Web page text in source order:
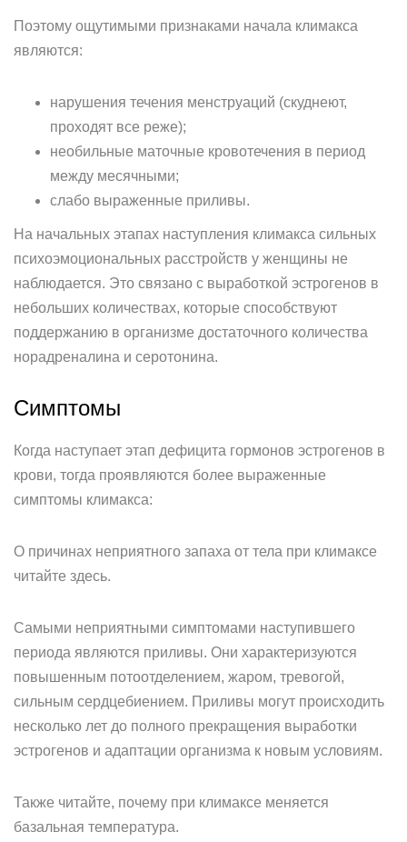
Поэтому ощутимыми признаками начала климакса
являются:
нарушения течения менструаций (скуднеют,
проходят все реже);
необильные маточные кровотечения в период
между месячными;
слабо выраженные приливы.
На начальных этапах наступления климакса сильных
психоэмоциональных расстройств у женщины не
наблюдается. Это связано с выработкой эстрогенов в
небольших количествах, которые способствуют
поддержанию в организме достаточного количества
норадреналина и серотонина.
Симптомы
Когда наступает этап дефицита гормонов эстрогенов в
крови, тогда проявляются более выраженные
симптомы климакса:
О причинах неприятного запаха от тела при климаксе
читайте здесь.
Самыми неприятными симптомами наступившего
периода являются приливы. Они характеризуются
повышенным потоотделением, жаром, тревогой,
сильным сердцебиением. Приливы могут происходить
несколько лет до полного прекращения выработки
эстрогенов и адаптации организма к новым условиям.
Также читайте, почему при климаксе меняется
базальная температура.